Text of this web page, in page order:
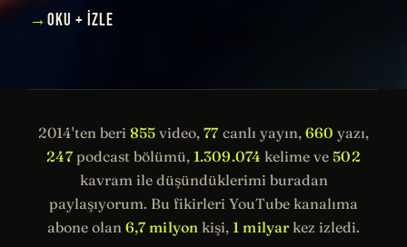
→ OKU + İZLE
2014'ten beri 855 video,77canlı yayın, 660 yazı,
247podcast bölümü, 1.309.074 kelime ve 502
kavram ile düşündüklerimi buradan
paylaşıyorum. Bu fikirleri YouTube kanalıma
abone olan 6,7 milyon kişi, 1 milyarkez izledi.